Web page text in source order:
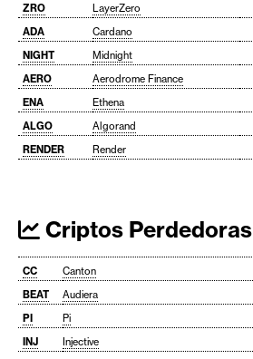
ZRO
LayerZero
ADA
Cardano
NIGHT
Midnight
AERO
Aerodrome Finance
ENA
Ethena
ALGO
Algorand
RENDER
Render
Criptos Perdedoras
CC Canton
BEAT
Audiera
PI
Pi
INJ
Injective